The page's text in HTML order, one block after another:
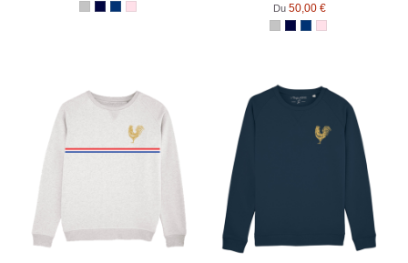
Gris Chiné
Bleu Marine
Bleu Marine Chiné
Rose Chiné Du 50,00 €
Gris Chiné
Bleu Marine
Bleu Marine Chiné
Rose Chiné